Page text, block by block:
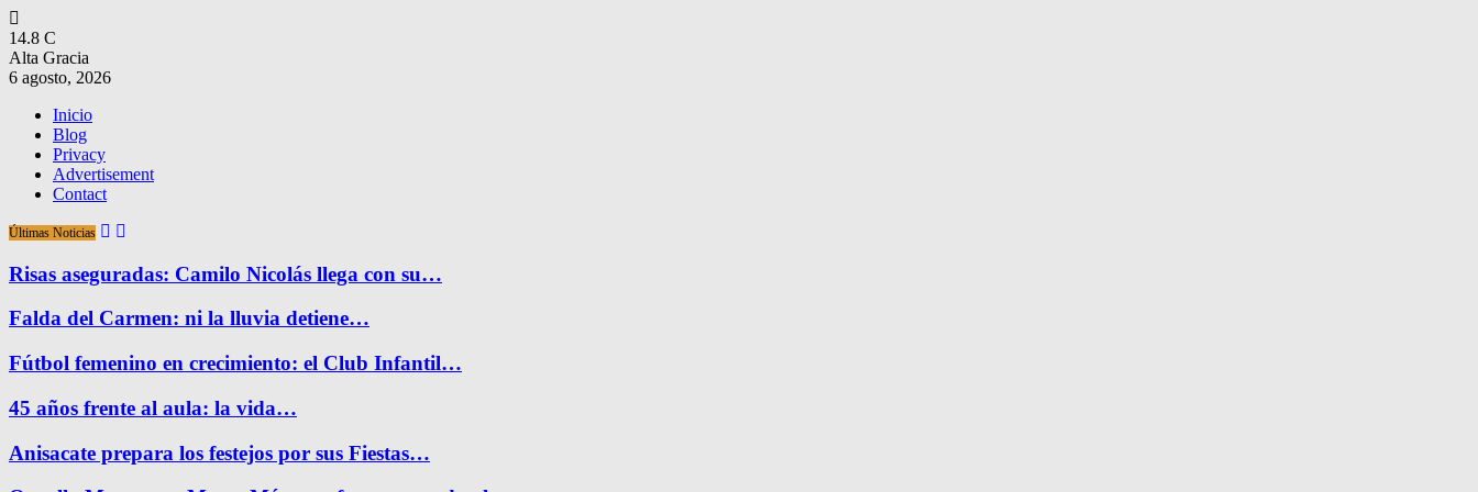
14.8 C
Alta Gracia
6 agosto, 2026
Inicio
Blog
Privacy
Advertisement
Contact
Últimas Noticias
Risas aseguradas: Camilo Nicolás llega con su…
Falda del Carmen: ni la lluvia detiene…
Fútbol femenino en crecimiento: el Club Infantil…
45 años frente al aula: la vida…
Anisacate prepara los festejos por sus Fiestas…